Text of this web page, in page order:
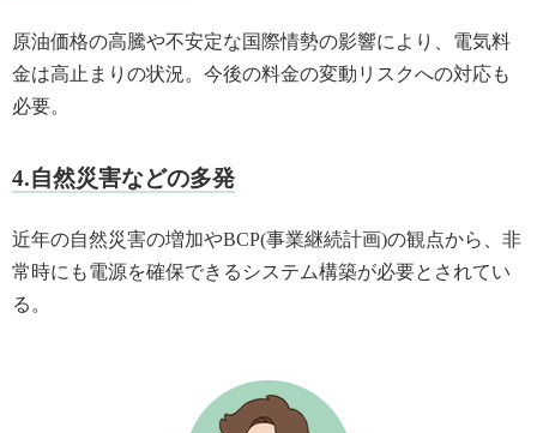
原油価格の高騰や不安定な国際情勢の影響により、電気料
金は高止まりの状況。今後の料金の変動リスクへの対応も
必要。
4.自然災害などの多発
近年の自然災害の増加やBCP(事業継続計画)の観点から、非
常時にも電源を確保できるシステム構築が必要とされてい
る。